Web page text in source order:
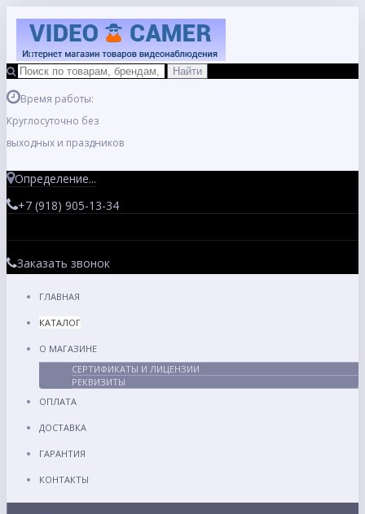
Время работы:
Круглосуточно без
выходных и праздников
Определение...
+7 (918) 905-13-34
Заказать звонок
ГЛАВНАЯ
КАТАЛОГ
О МАГАЗИНЕ
СЕРТИФИКАТЫ И ЛИЦЕНЗИИ
РЕКВИЗИТЫ
ОПЛАТА
ДОСТАВКА
ГАРАНТИЯ
КОНТАКТЫ